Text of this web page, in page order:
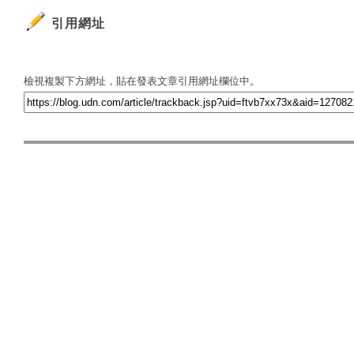
引用網址
檢視複製下方網址，貼在發表文章引用網址欄位中。